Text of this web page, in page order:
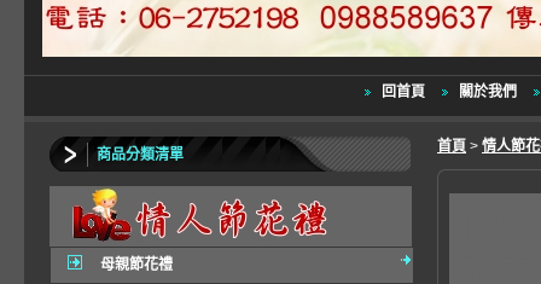
回首頁 關於我們
商品分類清單
母親節花禮
首頁 > 情人節